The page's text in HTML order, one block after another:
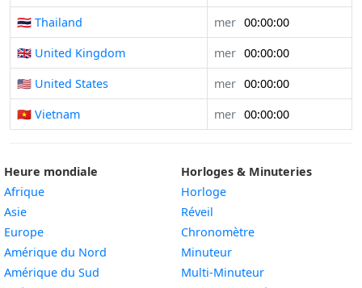
🇹🇭 Thailand
mer 00:00:00
🇬🇧 United Kingdom
mer 00:00:00
🇺🇸 United States
mer 00:00:00
🇻🇳 Vietnam
mer 00:00:00
Heure mondiale
Afrique
Asie
Europe
Amérique du Nord
Amérique du Sud
Horloges & Minuteries
Horloge
Réveil
Chronomètre
Minuteur
Multi-Minuteur